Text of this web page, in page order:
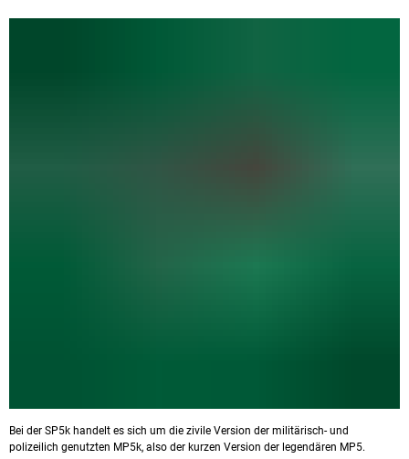
Bei der SP5k handelt es sich um die zivile Version der militärisch- und
polizeilich genutzten MP5k, also der kurzen Version der legendären MP5.